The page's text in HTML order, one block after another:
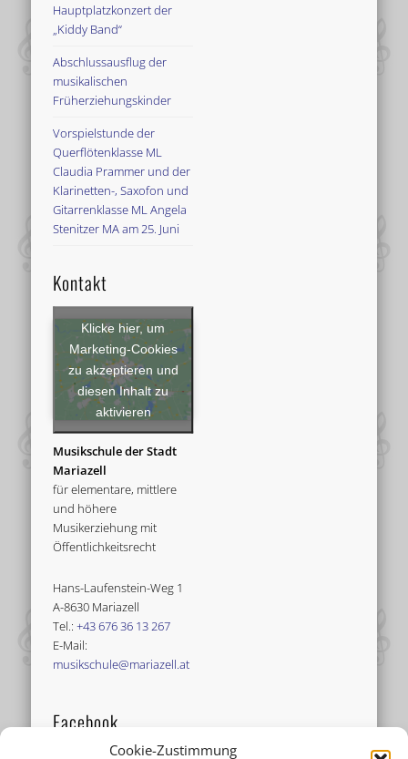
Cookie-Zustimmung
Hauptplatzkonzert der
„Kiddy Band“
Abschlussausflug der
musikalischen
Früherziehungskinder
Vorspielstunde der
Querflötenklasse ML
Claudia Prammer und der
Klarinetten-, Saxofon und
Gitarrenklasse ML Angela
Stenitzer MA am 25. Juni
Kontakt
Klicke hier, um
Marketing-Cookies
zu akzeptieren und
diesen Inhalt zu
aktivieren
Musikschule der Stadt
Mariazell
für elementare, mittlere
und höhere
Musikerziehung mit
Öffentlichkeitsrecht
Hans-Laufenstein-Weg 1
A-8630 Mariazell
Tel.:+43 676 36 13 267
E-Mail:
musikschule@mariazell.at
Facebook